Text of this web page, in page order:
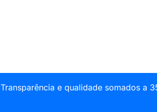
Transparência e qualidade somados a